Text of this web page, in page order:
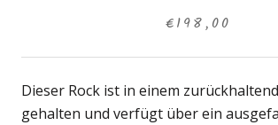
€198,00
Dieser Rock ist in einem
gehalten und verfügt über ein